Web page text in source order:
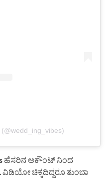
ಹೆಸರಿನ ಅಕೌಂಟ್ ನಿಂದ
ವಿಡಿಯೋ ಚಿಕ್ಕದಿದ್ದರೂ ತುಂಬಾ